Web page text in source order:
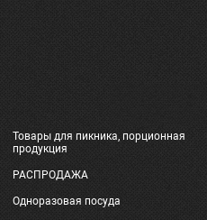
Товары для пикника, порционная
продукция
РАСПРОДАЖА
Одноразовая посуда